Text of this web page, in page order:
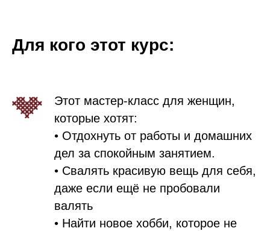
Для кого этот курс:
Этот мастер-класс для женщин,
которые хотят:
• Отдохнуть от работы и домашних
дел за спокойным занятием.
• Свалять красивую вещь для себя,
даже если ещё не пробовали
валять
• Найти новое хобби, которое не